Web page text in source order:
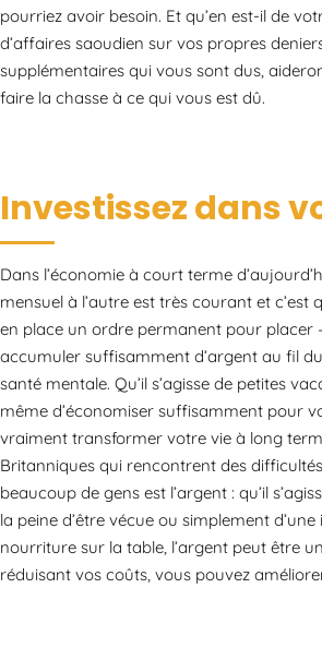
pourriez avoir besoin. Et qu’en est-il de
d’affaires saoudien sur vos propres
supplémentaires qui vous sont dus,
faire la chasse à ce qui vous est dû.
Investissez dans
Dans l’économie à court terme
mensuel à l’autre est très courant et
en place un ordre permanent pour placer
accumuler suffisamment d’argent au fil
santé mentale. Qu’il s’agisse de petites
même d’économiser suffisamment pour
vraiment transformer votre vie à long
Britanniques qui rencontrent des
beaucoup de gens est l’argent : qu’il
la peine d’être vécue ou simplement
nourriture sur la table, l’argent peut être
réduisant vos coûts, vous pouvez